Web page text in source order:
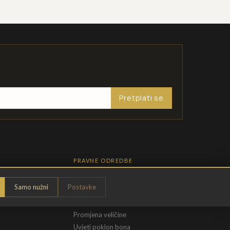
Samo nužni Postavke
Pretplati se
PRAVNE ODREDBE
Pravila privatnosti
Opći uvjeti
Promjena veličine
Uvjeti poklon bona